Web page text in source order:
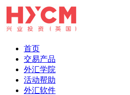
首页
交易产品
外汇学院
活动帮助
外汇软件